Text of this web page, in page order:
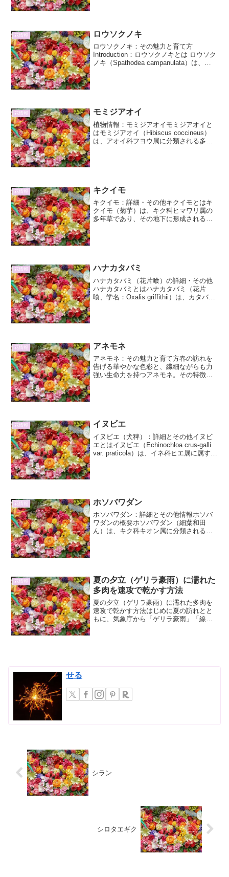
花情報 ロウソクノキ
ロウソクノキ：その魅力と育て方
Introduction：ロウソクノキとは ロウソク
ノキ（Spathodea campanulata）は、ア
花情報 モミジアオイ
植物情報：モミジアオイモミジアオイと
はモミジアオイ（Hibiscus coccineus）
は、アオイ科フヨウ属に分類される多年
花情報 キクイモ
キクイモ：詳細・その他キクイモとはキ
クイモ（菊芋）は、キク科ヒマワリ属の
多年草であり、その地下に形成される塊
花情報 ハナカタバミ
ハナカタバミ（花片喰）の詳細・その他
ハナカタバミとはハナカタバミ（花片
喰、学名：Oxalis griffithii）は、カタバミ
花情報 アネモネ
アネモネ：その魅力と育て方春の訪れを
告げる華やかな色彩と、繊細ながらも力
強い生命力を持つアネモネ。その特徴や
花情報 イヌビエ
イヌビエ（犬稗）：詳細とその他イヌビ
エとはイヌビエ（Echinochloa crus-galli
var. praticola）は、イネ科ヒエ属に属する
花情報 ホソバワダン
ホソバワダン：詳細とその他情報ホソバ
ワダンの概要ホソバワダン（細葉和田
ん）は、キク科キオン属に分類される多
花情報
夏の夕立（ゲリラ豪雨）に濡れた
多肉を速攻で乾かす方法
夏の夕立（ゲリラ豪雨）に濡れた多肉を
速攻で乾かす方法はじめに夏の訪れとと
もに、気象庁から「ゲリラ豪雨」「線状
せる
シラン
シロタエギク